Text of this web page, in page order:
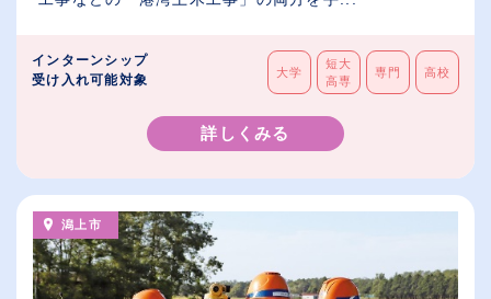
インターンシップ
受け入れ可能対象
大学
短大
高専
専門 高校
詳しくみる
潟上市